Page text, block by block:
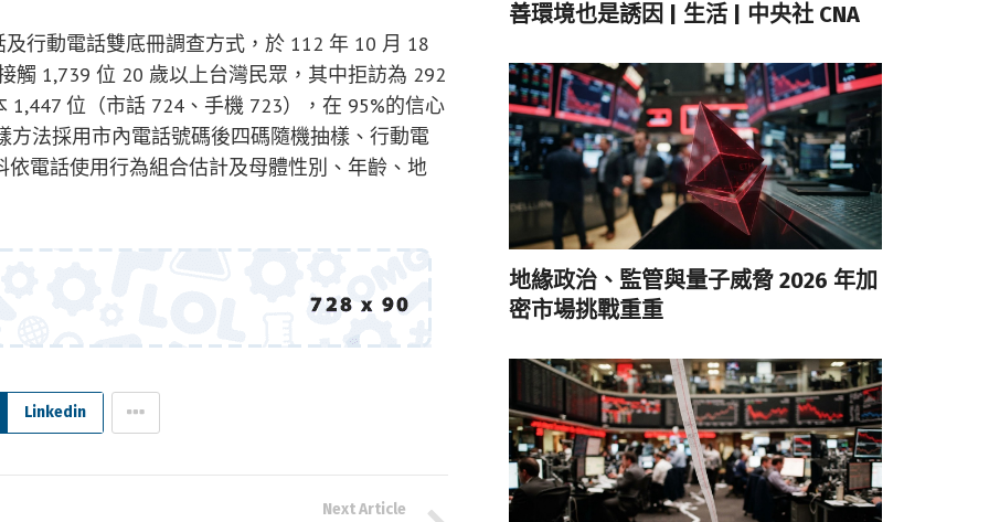
行動電話雙底冊調查方式，於 112 年 10 月 18
觸 1,739 位 20 歲以上台灣民眾，其中拒訪為 292
位（市話 724、手機 723），在 95%的信心
法採用市內電話號碼後四碼隨機抽樣、行動電
電話使用行為組合估計及母體性別、年齡、地
Linkedin
Next Article
善環境也是誘因 | 生活 | 中央社 CNA
地緣政治、監管與量子威脅 2026 年加
密市場挑戰重重